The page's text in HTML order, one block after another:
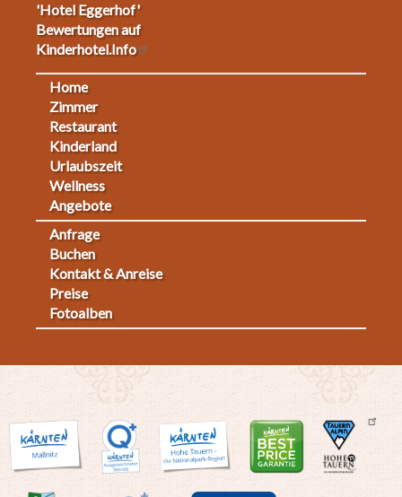
'Hotel Eggerhof'
Bewertungen auf
Kinderhotel.Info
Footermenu
Home
Zimmer
Restaurant
Kinderland
Urlaubszeit
Wellness
Angebote
Fußmenü
2
Anfrage
Buchen
Kontakt & Anreise
Preise
Fotoalben